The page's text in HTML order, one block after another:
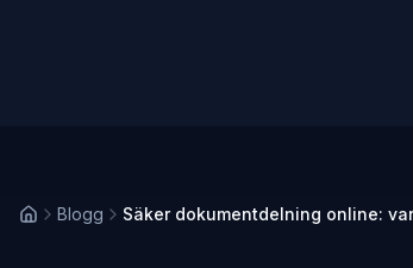
Blogg Säker dokumentdelning online: